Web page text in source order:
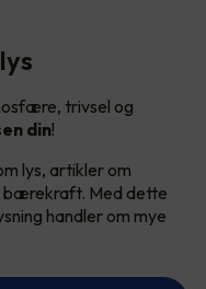
trivsel og
din!
lys, artikler om
bærekraft. Med dette
handler om mye